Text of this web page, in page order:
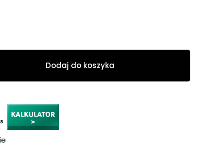
Dodaj do koszyka